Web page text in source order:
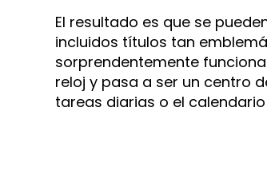
El resultado es que se
incluidos títulos tan
sorprendentemente
reloj y pasa a ser un centro
tareas diarias o el